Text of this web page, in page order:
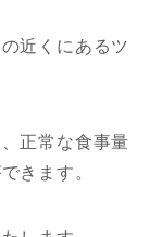
近くにあるツ
正常な食事量
きます。